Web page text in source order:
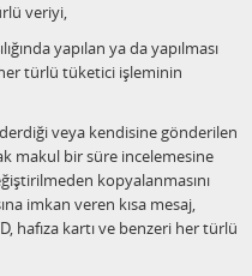
veriyi,
yapılan ya da yapılması
türlü tüketici işleminin
veya kendisine gönderilen
makul bir süre incelemesine
kopyalanmasını
imkan veren kısa mesaj,
hafıza kartı ve benzeri her türlü